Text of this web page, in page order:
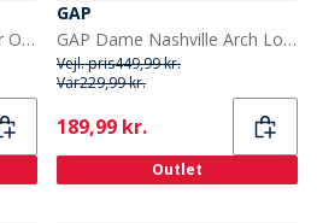
GAP Herre Austin Sandaler Olive/Sort Olive Black
GAP
GAP Dame Nashville Arch Logo Sko Sand
Vejl. pris449,99 kr.
Var229,99 kr.
Current
189,99 kr.
Outlet